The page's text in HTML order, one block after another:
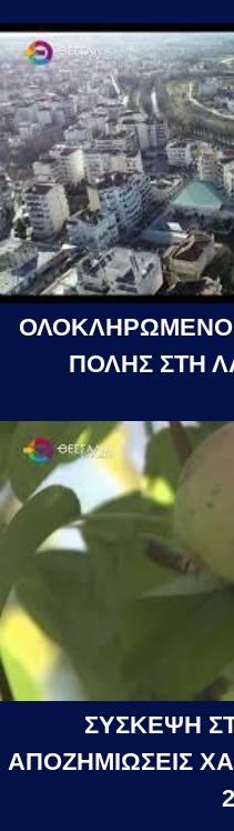
ΟΛΟΚΛΗΡΩΜΕΝΟ
ΠΟΛΗΣ ΣΤΗ
ΣΥΣΚΕΨΗ
ΑΠΟΖΗΜΙΩΣΕΙΣ